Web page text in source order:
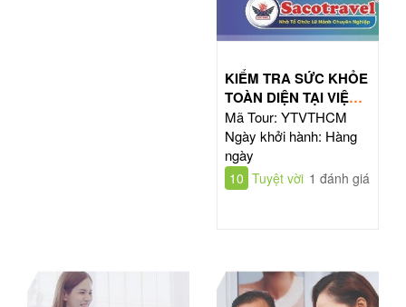
KIỂM TRA SỨC KHỎE
TOÀN DIỆN TẠI VIỆN
TIM HỒ CHÍ MINH
Mã Tour: YTVTHCM
Ngày khởi hành: Hàng
ngày
10 Tuyệt vời 1 đánh giá